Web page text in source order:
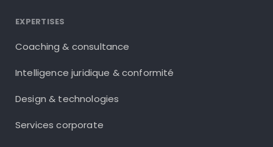
EXPERTISES
Coaching & consultance
Intelligence juridique & conformité
Design & technologies
Services corporate